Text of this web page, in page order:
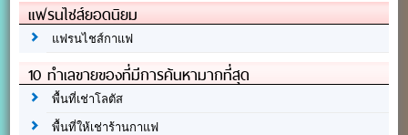
แฟรนไชส์ยอดนิยม
แฟรนไชส์กาแฟ
10 ทำเลขายของที่มีการค้นหามากที่สุด
พื้นที่เช่าโลตัส
พื้นที่ให้เช่าร้านกาแฟ